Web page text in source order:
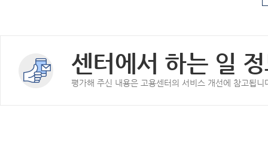
센터에서 하는 일
평가해 주신 내용은 고용센터의 서비스 개선에 참고됩니